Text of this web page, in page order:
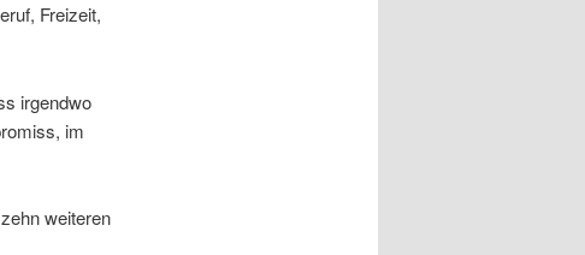
Freizeit,
irgendwo
im
weiteren